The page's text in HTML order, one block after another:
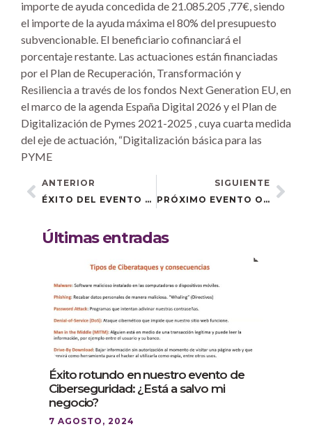
importe de ayuda concedida de 21.085.205 ,77€, siendo
el importe de la ayuda máxima el 80% del presupuesto
subvencionable. El beneficiario cofinanciará el
porcentaje restante. Las actuaciones están financiadas
por el Plan de Recuperación, Transformación y
Resiliencia a través de los fondos Next Generation EU, en
el marco de la agenda España Digital 2026 y el Plan de
Digitalización de Pymes 2021-2025 , cuya cuarta medida
del eje de actuación, “Digitalización básica para las
PYME
ANTERIOR
ÉXITO DEL EVENTO «NETWORKING EMPRESARIAL: CÓMO SACAR RENDIMIENTO A TU RED DE CONTACTOS» CELEBRADO EN OLVERA
SIGUIENTE
PRÓXIMO EVENTO ONLINE: ACCEDE A UN ORDENADOR Y TRANSFORMA TU NEGOCIO CON EL KIT DIGITAL
Últimas entradas
Éxito rotundo en nuestro evento de
Ciberseguridad: ¿Está a salvo mi
negocio?
7 AGOSTO, 2024